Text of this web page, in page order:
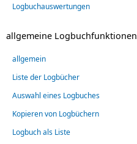
Logbuchauswertungen
allgemeine Logbuchfunktionen
allgemein
Liste der Logbücher
Auswahl eines Logbuches
Kopieren von Logbüchern
Logbuch als Liste